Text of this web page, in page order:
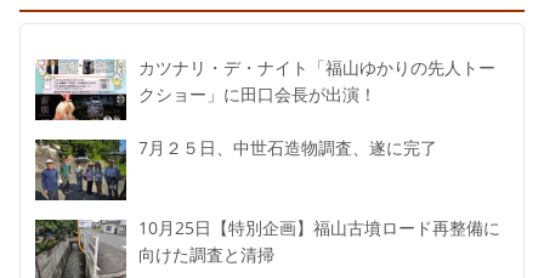
カツナリ・デ・ナイト「福山ゆかりの先人トー
クショー」に田口会長が出演！
7月２５日、中世石造物調査、遂に完了
10月25日【特別企画】福山古墳ロード再整備に
向けた調査と清掃